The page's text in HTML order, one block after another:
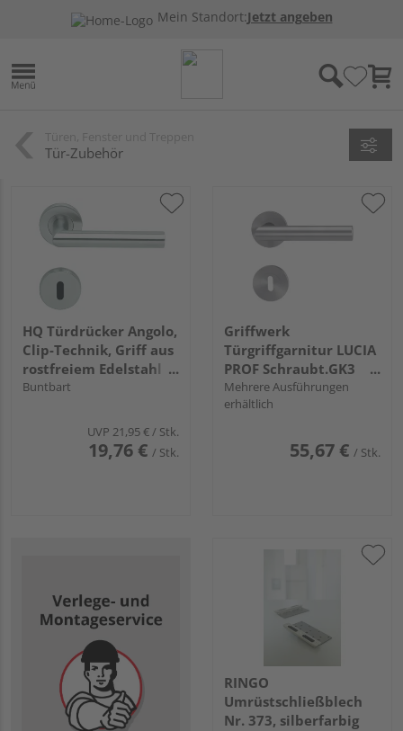
Mein Standort:Jetzt angeben
Tür-Zubehör
HQ Türdrücker Angolo,
Clip-Technik, Griff aus
rostfreiem Edelstahl
fest drehbar gelagert
Buntbart
UVP 21,95 €/ Stk.
19,76 € / Stk.
Griffwerk
Türgriffgarnitur LUCIA
PROF Schraubt.GK3
Rosetten rund
Buntbart Edelst. ma.
Mehrere Ausführungen
erhältlich
55,67 € / Stk.
RINGO
Umrüstschließblech
Nr. 373, silberfarbig